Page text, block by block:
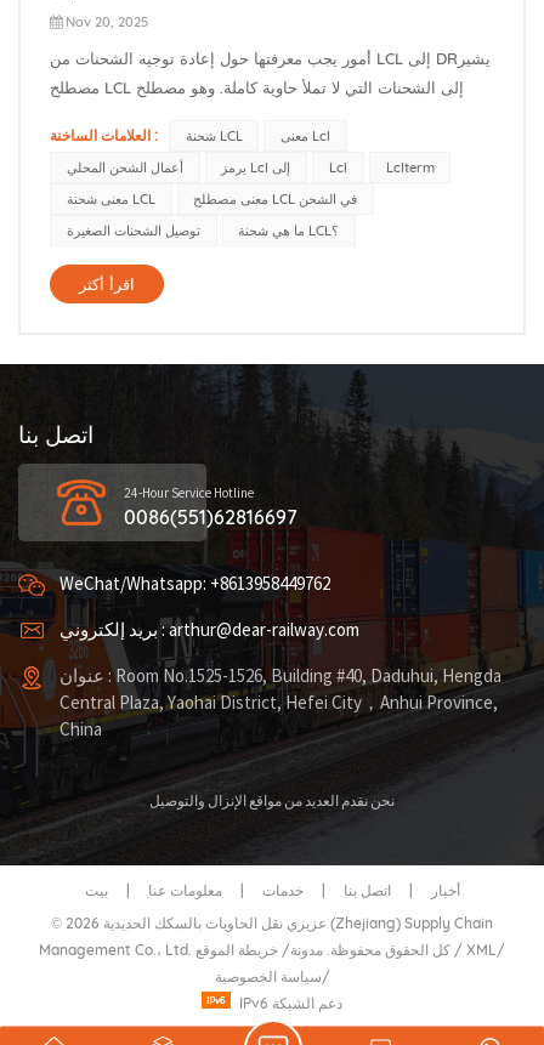
Nov 20, 2025
أمور يجب معرفتها حول إعادة توجيه الشحنات من LCL إلى DRيشير
مصطلح LCL إلى الشحنات التي لا تملأ حاوية كاملة. وهو مصطلح
ستشارك منصات التحميل أو الصناديق الخاصة بك حاوية مع شحنات
أخرى. أنت تدفع فقط مقابل المساحة التي تشغلها بضائعك (مقاسة
با...
العلامات الساخنة : شحنة LCL
معنى Lcl
أعمال الشحن المحلي
يرمز Lcl إلى Lcl
Lclterm
معنى شحنة LCL
معنى مصطلح LCL في الشحن
توصيل الشحنات الصغيرة
ما هي شحنة LCL؟
اقرأ أكثر
اتصل بنا
24-Hour Service Hotline
0086(551)62816697
WeChat/Whatsapp: +8613958449762
بريد إلكتروني : arthur@dear-railway.com
عنوان : Room No.1525-1526, Building #40, Daduhui, Hengda
Central Plaza, Yaohai District, Hefei City，Anhui Province,
China
نحن نقدم العديد من مواقع الإنزال والتوصيل
بيت معلومات عنا خدمات اتصل بنا
أخبار
© 2026 عزيزي نقل الحاويات بالسكك الحديدية (Zhejiang) Supply Chain
Management Co.، Ltd. كل الحقوق محفوظة. مدونة/ / XML/
سياسة الخصوصية/
IPv6 دعم الشبكة